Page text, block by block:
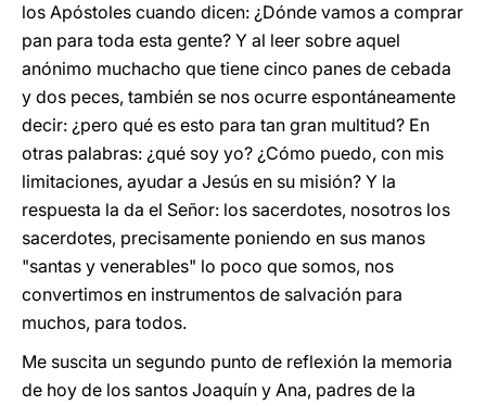
los Apóstoles cuando dicen: ¿Dónde vamos a comprar
pan para toda esta gente? Y al leer sobre aquel
anónimo muchacho que tiene cinco panes de cebada
y dos peces, también se nos ocurre espontáneamente
decir: ¿pero qué es esto para tan gran multitud? En
otras palabras: ¿qué soy yo? ¿Cómo puedo, con mis
limitaciones, ayudar a Jesús en su misión? Y la
respuesta la da el Señor: los sacerdotes, nosotros los
sacerdotes, precisamente poniendo en sus manos
"santas y venerables" lo poco que somos, nos
convertimos en instrumentos de salvación para
muchos, para todos.
Me suscita un segundo punto de reflexión la memoria
de hoy de los santos Joaquín y Ana, padres de la